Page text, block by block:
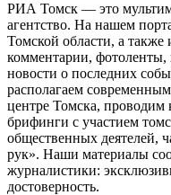
РИА Томск — это
агентство. На нашем
Томской области, а также
комментарии,
новости о последних
располагаем
центре Томска, проводим
брифинги с участием
общественных деятелей,
рук». Наши материалы
журналистики:
достоверность.